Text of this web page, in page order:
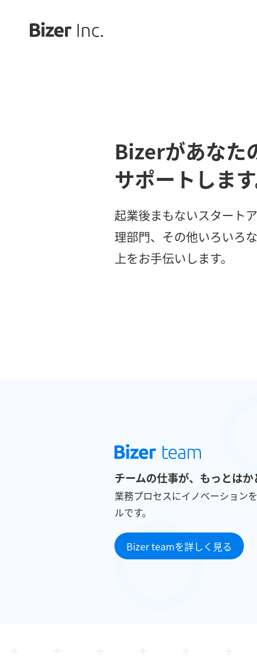
Bizerがあなた
サポートします
起業後まもないスタート
理部門、その他いろいろ
上をお手伝いします。
チームの仕事が、もっとはか
業務プロセスにイノベーション
ルです。
Bizer teamを詳しく見る